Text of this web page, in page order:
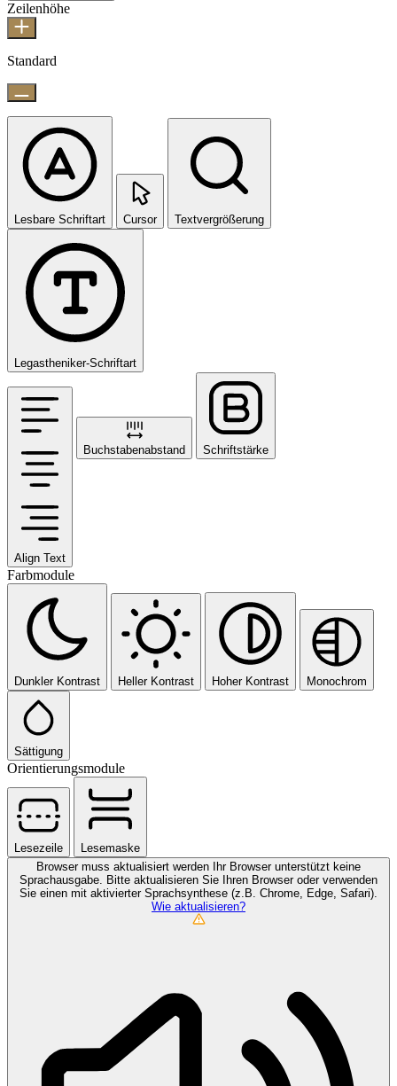
Zeilenhöhe
Standard
Lesbare Schriftart Cursor Textvergrößerung
Legastheniker-Schriftart
Align Text
Buchstabenabstand Schriftstärke
Farbmodule
Dunkler Kontrast Heller Kontrast Hoher Kontrast Monochrom
Sättigung
Orientierungsmodule
Lesezeile
Lesemaske
Browser muss aktualisiert werden
Ihr Browser unterstützt keine
Sprachausgabe. Bitte aktualisieren Sie Ihren Browser oder verwenden
Sie einen mit aktivierter Sprachsynthese (z.B. Chrome, Edge, Safari).
Wie aktualisieren?